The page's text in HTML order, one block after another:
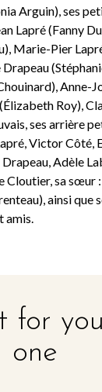
Arguin), ses
Lapré (Fanny
Marie-Pier
Anne-
Roy),
ses arrière
Victor Côté,
Adèle
Cloutier, sa sœur
ainsi que
amis.
for
one